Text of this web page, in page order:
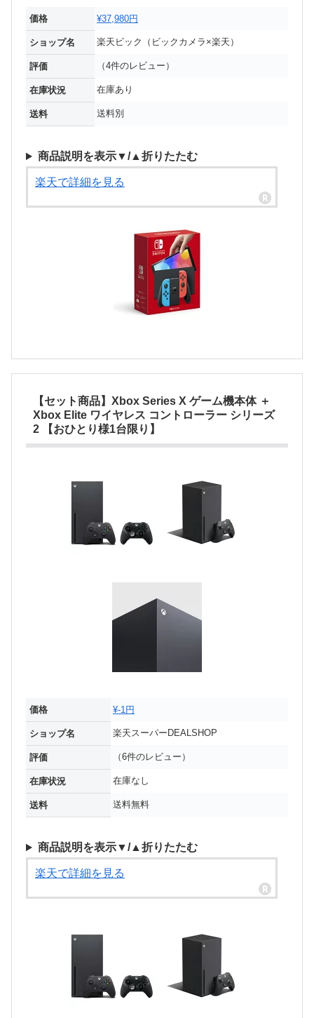
価格 ¥37,980円
ショップ名 楽天ビック（ビックカメラ×楽天）
評価 （4件のレビュー）
在庫状況 在庫あり
送料 送料別
商品説明を表示▼/▲折りたたむ
楽天で詳細を見る
【セット商品】Xbox Series X ゲーム機本体 ＋
Xbox Elite ワイヤレス コントローラー シリーズ
2 【おひとり様1台限り】
価格 ¥-1円
ショップ名 楽天スーパーDEALSHOP
評価 （6件のレビュー）
在庫状況 在庫なし
送料 送料無料
商品説明を表示▼/▲折りたたむ
楽天で詳細を見る